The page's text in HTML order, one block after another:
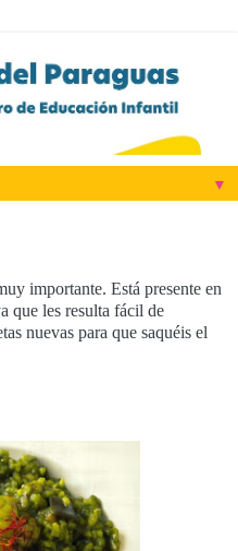
▼
importante. Está presente en
que les resulta fácil de
nuevas para que saquéis el